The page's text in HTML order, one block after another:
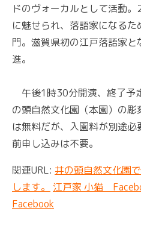
ドのヴォーカルとして活動
に魅せられ、落語家になる
門。滋賀県初の江戸落語家
進。
午後1時30分開演、終了予
の頭自然文化園（本園）の
は無料だが、入園料が別途
前申し込みは不要。
関連URL: 井の頭自然文化園
します。
江戸家 小猫
Facebook